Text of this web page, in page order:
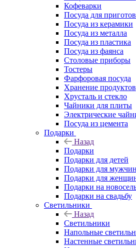
Кофеварки
Посуда для
Посуда из керамики
Посуда из металла
Посуда из пластика
Посуда из фаянса
Столовые приборы
Тостеры
Фарфоровая посуда
Хранение продуктов
Хрусталь и стекло
Чайники для плиты
Электрические
Посуда из цемента
Подарки
Назад
Подарки
Подарки для детей
Подарки для мужчин
Подарки для
Подарки на
Подарки на свадьбу
Светильники
Назад
Светильники
Напольные
Настенные